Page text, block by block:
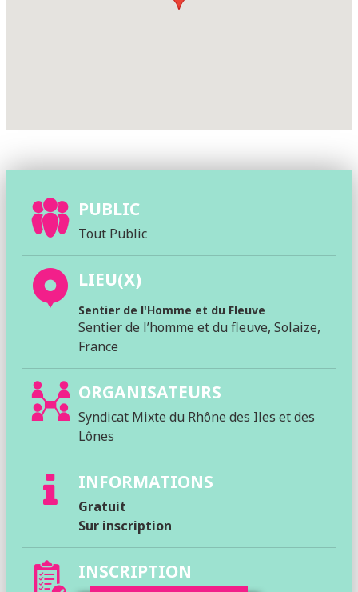
PUBLIC
Tout Public
LIEU(X)
Sentier de l'Homme et du Fleuve
Sentier de l’homme et du fleuve, Solaize,
France
ORGANISATEURS
Syndicat Mixte du Rhône des Iles et des
Lônes
INFORMATIONS
Gratuit
Sur inscription
INSCRIPTION